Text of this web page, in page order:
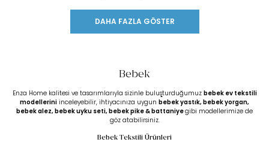
DAHA FAZLA GÖSTER
Bebek
Enza Home kalitesi ve tasarımlarıyla sizinle buluşturduğumuz bebek ev tekstili
modellerini inceleyebilir, ihtiyacınıza uygun bebek yastık, bebek yorgan,
bebek alez, bebek uyku seti, bebek pike & battaniyegibi modellerimize de
göz atabilirsiniz.
Bebek Tekstili Ürünleri